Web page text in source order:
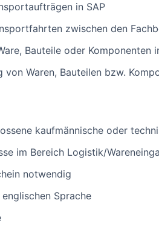
in SAP
zwischen den
Bauteile oder
von Waren, Bauteilen bzw.
kaufmännische oder
im Bereich Logistik/
notwendig
Sprache